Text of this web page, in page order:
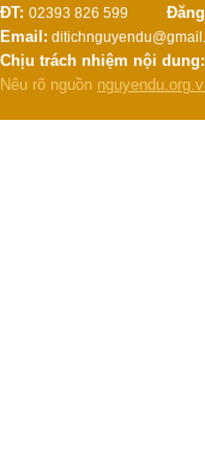
ĐT: 02393 826 599
Email:
Chịu trách nhiệm nội dung:
Nêu rõ nguồn